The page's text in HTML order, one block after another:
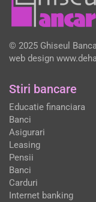
© 2025 Ghiseul
web design
Stiri bancare
Educatie financiara
Banci
Asigurari
Leasing
Pensii
Banci
Carduri
Internet banking